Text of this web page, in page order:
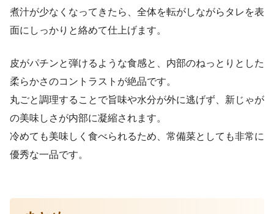
煮汁が少なくなってきたら、全体を転がしながらタレを表
面にしっかりと絡めて仕上げます。
皮がパチンと弾けるような食感と、内部のねっとりとした
柔らかさのコントラストが絶品です。
丸ごと調理することで旨味や水分が外に逃げず、新じゃが
の美味しさが内部に凝縮されます。
冷めても美味しく食べられるため、常備菜としても非常に
優秀な一品です。